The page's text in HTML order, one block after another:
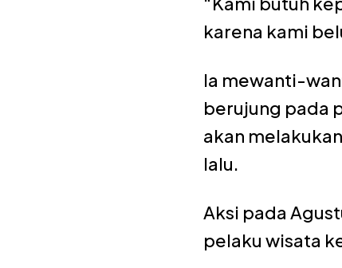
karena kami
Ia mewanti-
berujung pada
akan
lalu.
Aksi pada
pelaku wisata